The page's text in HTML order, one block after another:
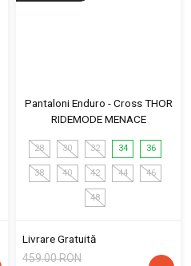
Pantaloni Enduro - Cross THOR
RIDEMODE MENACE
28 30 32 34 36
38 40 42 44 46
48
Livrare Gratuită
459.00 RON